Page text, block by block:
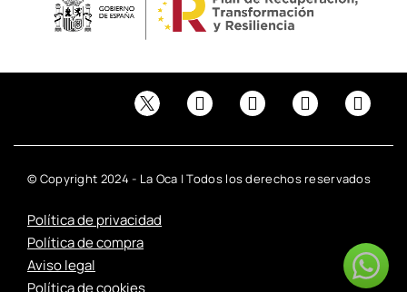
© Copyright 2024 - La Oca | Todos los derechos reservados
Política de privacidad
Política de compra
Aviso legal
Política de cookies